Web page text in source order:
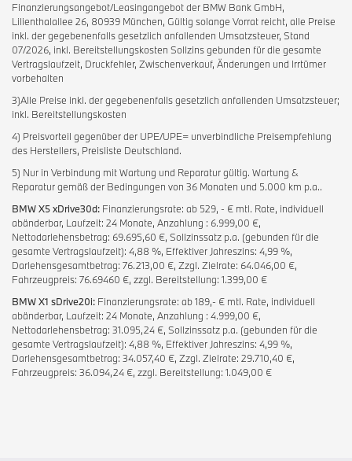
Finanzierungsangebot/Leasingangebot der BMW Bank GmbH,
Lilienthalallee 26, 80939 München, Gültig solange Vorrat reicht, alle Preise
inkl. der gegebenenfalls gesetzlich anfallenden Umsatzsteuer, Stand
07/2026, inkl. Bereitstellungskosten Sollzins gebunden für die gesamte
Vertragslaufzeit, Druckfehler, Zwischenverkauf, Änderungen und Irrtümer
vorbehalten
3)Alle Preise inkl. der gegebenenfalls gesetzlich anfallenden Umsatzsteuer;
inkl. Bereitstellungskosten
4) Preisvorteil gegenüber der UPE/UPE= unverbindliche Preisempfehlung
des Herstellers, Preisliste Deutschland.
5) Nur in Verbindung mit Wartung und Reparatur gültig. Wartung &
Reparatur gemäß der Bedingungen von 36 Monaten und 5.000 km p.a..
BMW X5 xDrive30d: Finanzierungsrate: ab 529, - € mtl. Rate, individuell
abänderbar, Laufzeit: 24 Monate, Anzahlung : 6.999,00 €,
Nettodarlehensbetrag: 69.695,60 €, Sollzinssatz p.a. (gebunden für die
gesamte Vertragslaufzeit): 4,88 %, Effektiver Jahreszins: 4,99 %,
Darlehensgesamtbetrag: 76.213,00 €, Zzgl. Zielrate: 64.046,00 €,
Fahrzeugpreis: 76.69460 €, zzgl. Bereitstellung: 1.399,00 €
BMW X1 sDrive20i: Finanzierungsrate: ab 189,- € mtl. Rate, individuell
abänderbar, Laufzeit: 24 Monate, Anzahlung : 4.999,00 €,
Nettodarlehensbetrag: 31.095,24 €, Sollzinssatz p.a. (gebunden für die
gesamte Vertragslaufzeit): 4,88 %, Effektiver Jahreszins: 4,99 %,
Darlehensgesamtbetrag: 34.057,40 €, Zzgl. Zielrate: 29.710,40 €,
Fahrzeugpreis: 36.094,24 €, zzgl. Bereitstellung: 1.049,00 €